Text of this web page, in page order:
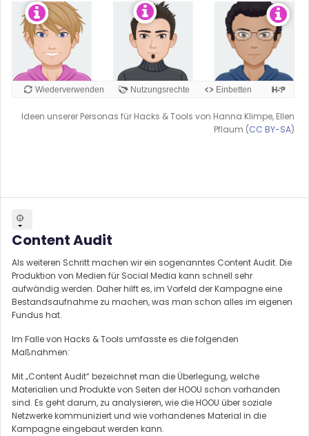
Ideen unserer Personas für Hacks & Tools von Hanna Klimpe, Ellen
Pflaum (CC BY-SA)
Content Audit
Als weiteren Schritt machen wir ein sogenanntes Content Audit. Die
Produktion von Medien für Social Media kann schnell sehr
aufwändig werden. Daher hilft es, im Vorfeld der Kampagne eine
Bestandsaufnahme zu machen, was man schon alles im eigenen
Fundus hat.
Im Falle von Hacks & Tools umfasste es die folgenden
Maßnahmen:
Mit „Content Audit“ bezeichnet man die Überlegung, welche
Materialien und Produkte von Seiten der HOOU schon vorhanden
sind. Es geht darum, zu analysieren, wie die HOOU über soziale
Netzwerke kommuniziert und wie vorhandenes Material in die
Kampagne eingebaut werden kann.